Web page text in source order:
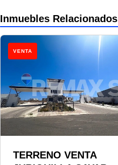
Inmuebles Relacionados
VENTA
TERRENO VENTA